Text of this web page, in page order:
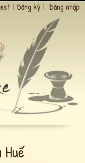
| Đăng ký | Đăng nhập